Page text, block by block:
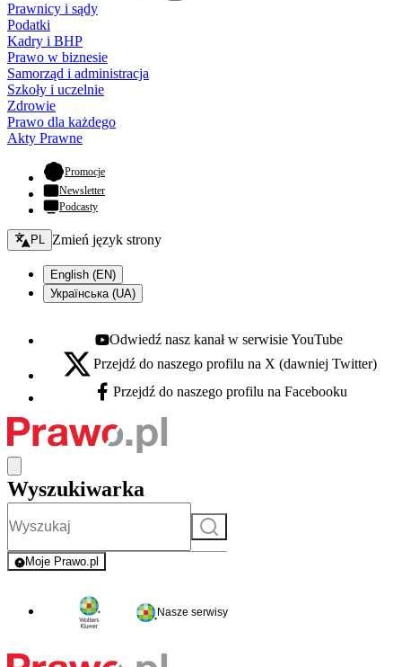
Prawnicy i sądy
Podatki
Kadry i BHP
Prawo w biznesie
Samorząd i administracja
Szkoły i uczelnie
Zdrowie
Prawo dla każdego
Akty Prawne
Promocje- otwiera się w nowej karcie
Newsletter
Podcasty
Zmień język - bieżący:
PL Zmień język strony
English (EN)
Українська (UA)
Youtube - otwiera się w nowej karcie
Odwiedź nasz kanał w serwisie YouTube
X - otwiera się w nowej karcie
Przejdź do naszego profilu na X (dawniej Twitter)
Facebook - otwiera się w nowej karcie
Przejdź do naszego profilu na Facebooku
Wyszukiwarka
Szukaj
Moje Prawo.pl
- rejestracja i logowanie do serwisu
Nasze serwisy